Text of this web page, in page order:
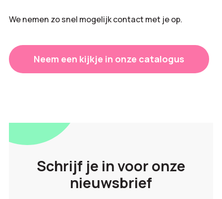
We nemen zo snel mogelijk contact met je op.
Neem een kijkje in onze catalogus
Schrijf je in voor onze
nieuwsbrief